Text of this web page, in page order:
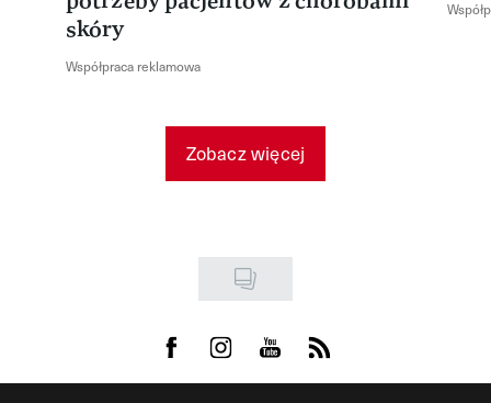
skóry
Współpraca reklamowa
Zobacz więcej
Visit us on Facebook
Visit us on Instagram
Visit us on Youtube
Visit us on Rss